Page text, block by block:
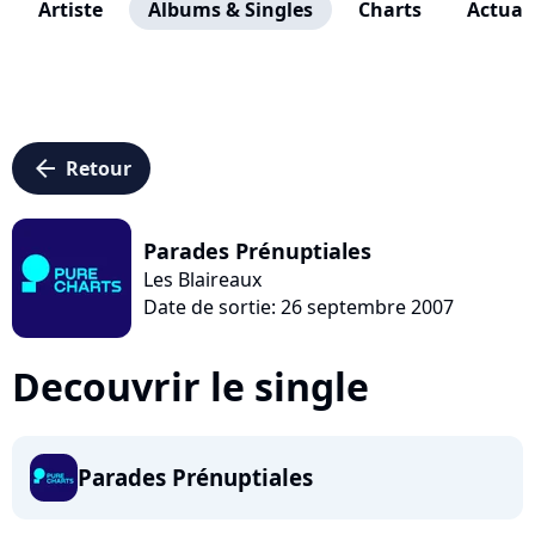
Artiste Albums & Singles Charts
arrow_left Retour
Parades Prénuptiales
Les Blaireaux
Date de sortie: 26 septembre 2007
Decouvrir le single
Parades Prénuptiales